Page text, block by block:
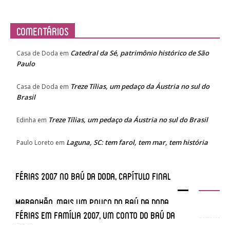
Comentários
Casa de Doda em Catedral da Sé, patrimônio histórico de São
Paulo
Casa de Doda em Treze Tílias, um pedaço da Áustria no sul do
Brasil
Edinha em Treze Tílias, um pedaço da Áustria no sul do Brasil
Paulo Loreto em Laguna, SC: tem farol, tem mar, tem história
Férias 2007 no Baú da Doda, capítulo final
Maranhão, mais um pouco do Baú da Doda
Casa de Doda - 2 de fevereiro de 2017
Férias em família 2007, um conto do Baú da